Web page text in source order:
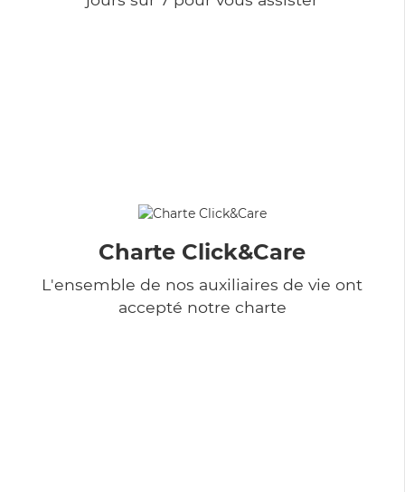
Charte Click&Care
L'ensemble de nos auxiliaires de vie ont
accepté notre charte